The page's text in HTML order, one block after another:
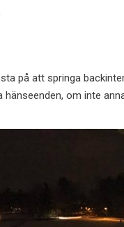
på att springa
hänseenden, om inte